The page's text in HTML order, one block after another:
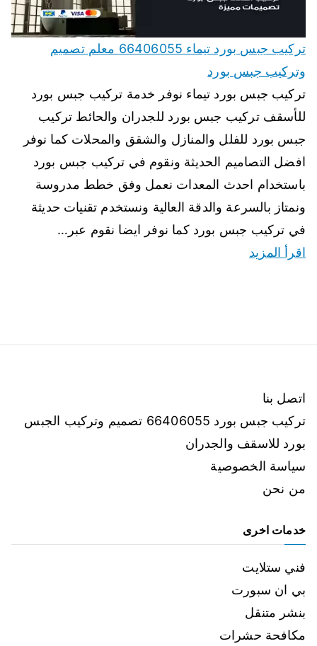
تركيب جبس بورد تيماء 66406055 معلم تصميم
وتركيب جبس بورد
تركيب جبس بورد تيماء نوفر خدمة تركيب جبس بورد
للأسقف تركيب جبس بورد للجدران والحائط تركيب
جبس بورد للفلل والمنازل والشقق والمحلات كما نوفر
افضل التصاميم الحديثة ونقوم في تركيب جبس بورد
باستخدام احدث المعدات نعمل وفق خطط مدروسة
ونمتاز بالسرعة والدقة العالية ونستخدم تقنيات حديثة
في تركيب جبس بورد كما نوفر ايضا نقوم عبر…
اقرأ المزيد
اتصل بنا
تركيب جبس بورد 66406055 تصميم وتركيب الجبس
بورد للاسقف والجدران
سياسة الخصوصية
من نحن
خدمات اخرى
فني ستلايت
بي ان سبورت
بنشر متنقل
مكافحة حشرات